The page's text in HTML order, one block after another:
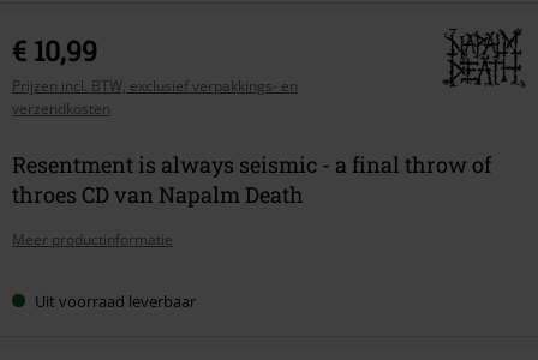
€ 10,99
Prijzen incl. BTW, exclusief verpakkings- en
verzendkosten
Resentment is always seismic - a final throw of
throes CD van Napalm Death
Meer productinformatie
Uit voorraad leverbaar